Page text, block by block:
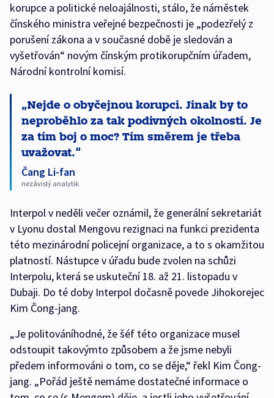
korupce a politické neloajálnosti, stálo, že náměstek
čínského ministra veřejné bezpečnosti je „podezřelý z
porušení zákona a v současné době je sledován a
vyšetřován“ novým čínským protikorupčním úřadem,
Národní kontrolní komisí.
Nejde o obyčejnou korupci. Jinak by to
neproběhlo za tak podivných okolností. Je
za tím boj o moc? Tím směrem je třeba
uvažovat.
Čang Li-fan
nezávislý analytik
Interpol v neděli večer oznámil, že generální sekretariát
v Lyonu dostal Mengovu rezignaci na funkci prezidenta
této mezinárodní policejní organizace, a to s okamžitou
platností. Nástupce v úřadu bude zvolen na schůzi
Interpolu, která se uskuteční 18. až 21. listopadu v
Dubaji. Do té doby Interpol dočasně povede Jihokorejec
Kim Čong-jang.
„Je politováníhodné, že šéf této organizace musel
odstoupit takovýmto způsobem a že jsme nebyli
předem informováni o tom, co se děje,“ řekl Kim Čong-
jang. „Pořád ještě nemáme dostatečné informace o